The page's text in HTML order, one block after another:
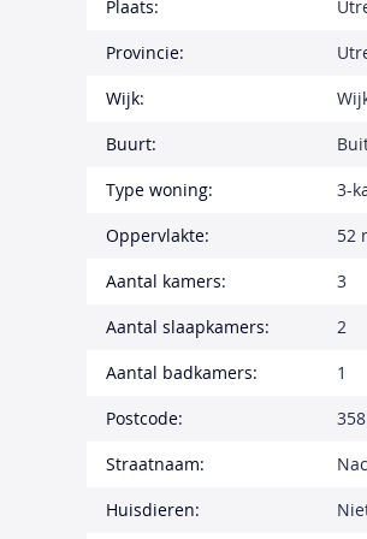
Plaats:
Provincie:
Wijk:
Buurt:
Type woning:
3-
Oppervlakte:
52
Aantal kamers:
3
Aantal slaapkamers:
2
Aantal badkamers:
1
Postcode:
Straatnaam:
Huisdieren: